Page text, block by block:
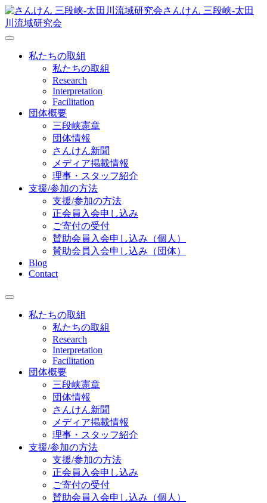
さんけん 三段峡‐太田
川流域研究会
私たちの取組
私たちの取組
Research
Interpretation
Facilitation
団体概要
三段峡憲章
団体情報
さんけん新聞
メディア掲載情報
理事・スタッフ紹介
支援/参加の方法
支援/参加の方法
正会員入会申し込み
ご寄付の受付
賛助会員入会申し込み（個人）
賛助会員入会申し込み（団体）
Blog
Contact
私たちの取組
私たちの取組
Research
Interpretation
Facilitation
団体概要
三段峡憲章
団体情報
さんけん新聞
メディア掲載情報
理事・スタッフ紹介
支援/参加の方法
支援/参加の方法
正会員入会申し込み
ご寄付の受付
賛助会員入会申し込み（個人）